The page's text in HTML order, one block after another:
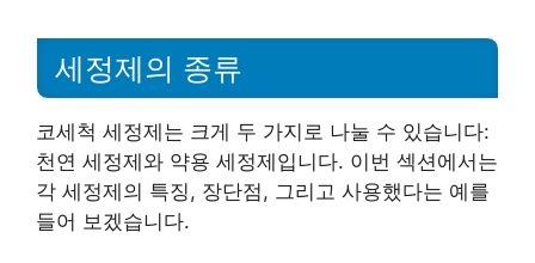
세정제의 종류
코세척 세정제는 크게 두 가지로 나눌 수 있습니다:
천연 세정제와 약용 세정제입니다. 이번 섹션에서는
각 세정제의 특징, 장단점, 그리고 사용했다는 예를
들어 보겠습니다.